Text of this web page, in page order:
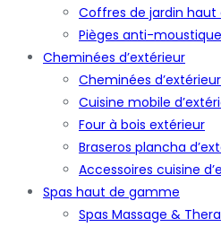
Coffres de jardin
Pièges anti-
Cheminées d’extérieur
Cheminées d’extérieur
Cuisine mobile
Four à bois extérieur
Braseros plancha
Accessoires cuisine
Spas haut de gamme
Spas Massage &